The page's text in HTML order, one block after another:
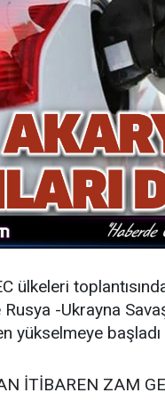
ülkeleri
-Ukrayna
yükselmeye başladı
İTİBAREN ZAM